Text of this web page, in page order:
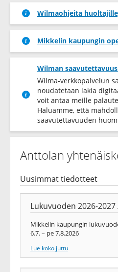
Wilmaohjeita
Mikkelin kaupungin
Wilman
Wilma-verkkopalvelun
noudatetaan lakia
voit antaa meille
Haluamme, että
saavutettavuuden
Anttolan
Uusimmat tiedotteet
Lukuvuoden 2026-
Mikkelin kaupungin
6.7. – pe 7.8.2026
Lue koko juttu